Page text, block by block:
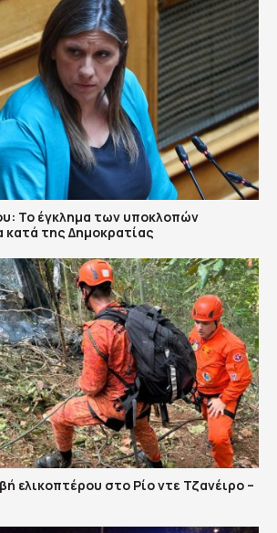
Το έγκλημα των υποκλοπών
κατά της Δημοκρατίας
ελικοπτέρου στο Ρίο ντε Τζανέιρο –